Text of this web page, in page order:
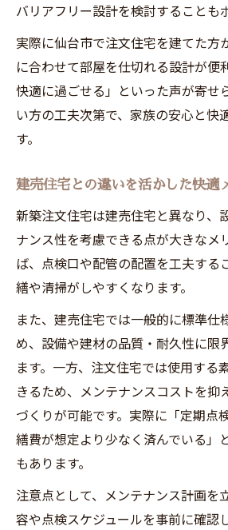
バリアフリー設計を検討することも
実際に仙台市で注文住宅を建てた方
に合わせて部屋を仕切れる設計が便
快適に過ごせる」といった声が寄せ
い方の工夫次第で、家族の安心と快
す。
建売住宅との違いを活かした快適
新築注文住宅は建売住宅と異なり、
ナンス性を考慮できる点が大きなメ
ば、点検口や配管の配置を工夫する
繕や清掃がしやすくなります。
また、建売住宅では一般的に標準仕
め、設備や建材の品質・耐久性に限
ます。一方、注文住宅では使用する
きるため、メンテナンスコストを抑
づくりが可能です。実際に「定期点
繕費が想定より少なく済んでいる」
もあります。
注意点として、メンテナンス計画を
容や点検スケジュールを事前に確認